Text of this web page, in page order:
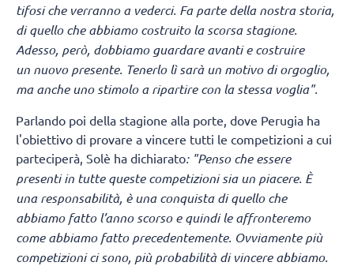
tifosi che verranno a vederci. Fa parte della nostra storia,
di quello che abbiamo costruito la scorsa stagione.
Adesso, però, dobbiamo guardare avanti e costruire
un nuovo presente. Tenerlo lì sarà un motivo di orgoglio,
ma anche uno stimolo a ripartire con la stessa voglia".
Parlando poi della stagione alla porte, dove Perugia ha
l'obiettivo di provare a vincere tutti le competizioni a cui
parteciperà, Solè ha dichiarato: "Penso che essere
presenti in tutte queste competizioni sia un piacere. È
una responsabilità, è una conquista di quello che
abbiamo fatto l’anno scorso e quindi le affronteremo
come abbiamo fatto precedentemente. Ovviamente più
competizioni ci sono, più probabilità di vincere abbiamo.